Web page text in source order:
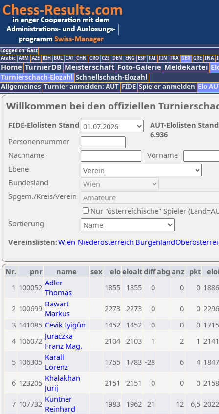
Logged on: Gast
Arabic ARM AZE BIH BUL CAT CHN CRO CZE DEN ENG ESP FAI FIN FRA GER GRE INA
Home TurnierDB Meisterschaft Foto-Galerie Meldekartei
Turnierschach-Elozahl Schnellschach-Elozahl
Allgemeines Turnier anmelden: AUT FIDE Spieler anmelden Elo
Willkommen bei den offiziellen
Nachname
Vorname
Ebene
Sortierung
Personennummer
Bundesland
Spgem./Kreis/Verein
Nur "österreichische" Spieler
Vereinslisten:Wien Niederösterreich Burgenland
AUT-Elolisten
6.936
FIDE-Elolisten Stand
Nr. pnr name sex eloeloaltdiffabg anz pkt eloi
1 100052 Adler
Thomas
1855 1855 0 0 0 1886
2 100699 Bawart
Markus
2273 2273 0 0 0 2296
3 141085 Cevik Iyigün 1452 1452 0 0 0 1715
4 106072 Juraczka
Franz Mag.
2104 2103 1 2 1 2141
5 106305 Karall
Lorenz
1755 1783 -28 6 4 1847
6 123205 Khalakhan
Jurij
2151 2151 0 0 0 2158
7 107732 Kuntner
Reinhard
1983 1962 21 12 6,5 2022